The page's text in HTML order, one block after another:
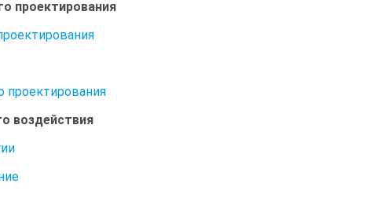
проектирования
проектирования
воздействия